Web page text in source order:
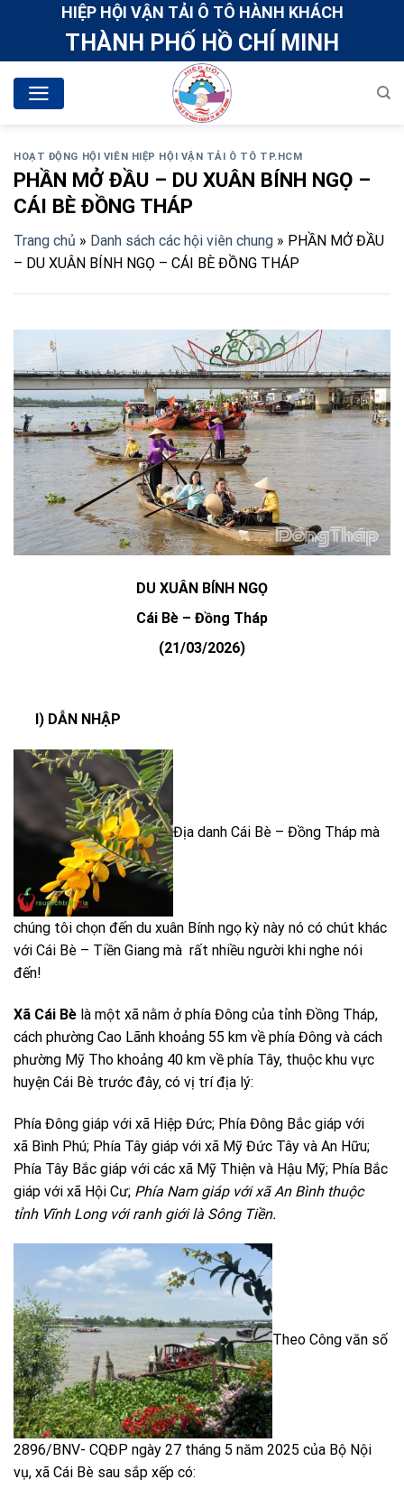
HIỆP HỘI VẬN TẢI Ô TÔ HÀNH KHÁCH
THÀNH PHỐ HỒ CHÍ MINH
HOẠT ĐỘNG HỘI VIÊN HIỆP HỘI VẬN TẢI Ô TÔ TP.HCM
PHẦN MỞ ĐẦU – DU XUÂN BÍNH NGỌ –
CÁI BÈ ĐỒNG THÁP
Trang chủ » Danh sách các hội viên chung » PHẦN MỞ ĐẦU
– DU XUÂN BÍNH NGỌ – CÁI BÈ ĐỒNG THÁP
DU XUÂN BÍNH NGỌ
Cái Bè – Đồng Tháp
(21/03/2026)
I) DẪN NHẬP
Địa danh Cái Bè – Đồng Tháp mà
chúng tôi chọn đến du xuân Bính ngọ kỳ này nó có chút khác
với Cái Bè – Tiền Giang mà rất nhiều người khi nghe nói
đến!
Xã Cái Bè là một xã nằm ở phía Đông của tỉnh Đồng Tháp,
cách phường Cao Lãnh khoảng 55 km về phía Đông và cách
phường Mỹ Tho khoảng 40 km về phía Tây, thuộc khu vực
huyện Cái Bè trước đây, có vị trí địa lý:
Phía Đông giáp với xã Hiệp Đức; Phía Đông Bắc giáp với
xã Bình Phú; Phía Tây giáp với xã Mỹ Đức Tây và An Hữu;
Phía Tây Bắc giáp với các xã Mỹ Thiện và Hậu Mỹ; Phía Bắc
giáp với xã Hội Cư; Phía Nam giáp với xã An Bìnhthuộc
tỉnh Vĩnh Longvới ranh giới là Sông Tiền.
Theo Công văn số
2896/BNV- CQĐP ngày 27 tháng 5 năm 2025 của Bộ Nội
vụ, xã Cái Bè sau sắp xếp có: